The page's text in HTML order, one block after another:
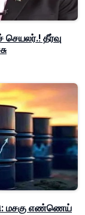
தீர்வு
மசகு எண்ணெய்